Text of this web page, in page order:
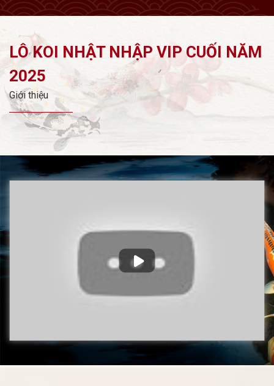
LÔ KOI NHẬT NHẬP VIP CUỐI NĂM
2025
Giới thiệu